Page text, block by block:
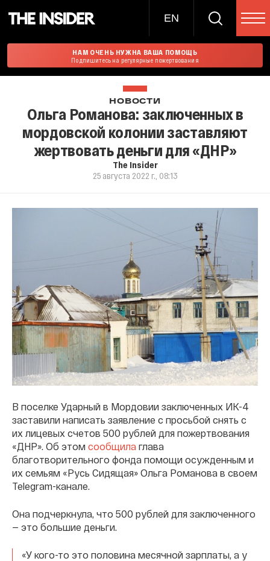
EN
НАМ ОЧЕНЬ НУЖНА ВАША ПОМОЩЬ
Подпишитесь на регулярные пожертвования
НОВОСТИ
Ольга Романова: заключенных в
мордовской колонии заставляют
жертвовать деньги для «ДНР»
The Insider
25 августа 2022 г., 08:13
В поселке Ударный в Мордовии заключенных ИК-4
заставили написать заявление с просьбой снять с
их лицевых счетов 500 рублей для пожертвования
«ДНР». Об этом сообщила глава
благотворительного фонда помощи осужденным и
их семьям «Русь Сидящая» Ольга Романова в своем
Telegram-канале.
Она подчеркнула, что 500 рублей для заключенного
— это большие деньги.
«У кого-то это половина месячной зарплаты, а у